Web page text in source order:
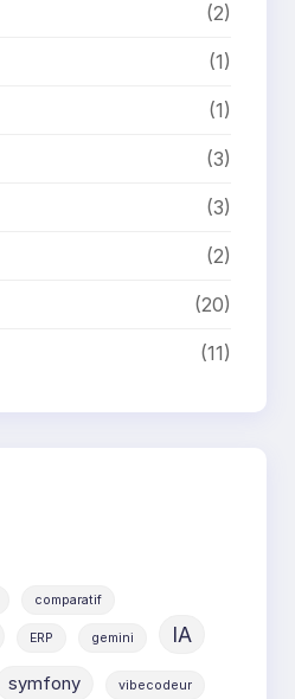
(2)
(1)
(1)
(3)
(3)
(2)
(20)
(11)
comparatif
ERP gemini IA
symfony vibecodeur